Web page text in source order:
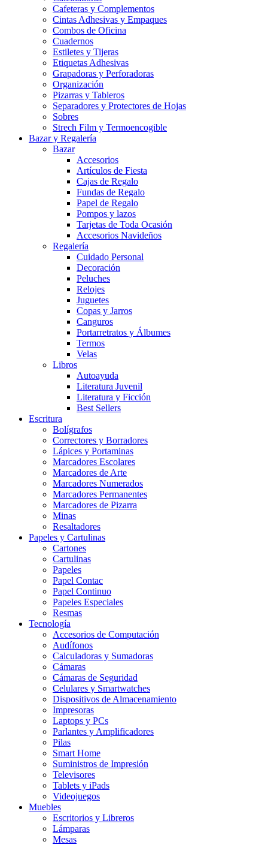
Cafeteras y Complementos
Cintas Adhesivas y Empaques
Combos de Oficina
Cuadernos
Estiletes y Tijeras
Etiquetas Adhesivas
Grapadoras y Perforadoras
Organización
Pizarras y Tableros
Separadores y Protectores de Hojas
Sobres
Strech Film y Termoencogible
Bazar y Regalería
Bazar
Accesorios
Artículos de Fiesta
Cajas de Regalo
Fundas de Regalo
Papel de Regalo
Pompos y lazos
Tarjetas de Toda Ocasión
Accesorios Navideños
Regalería
Cuidado Personal
Decoración
Peluches
Relojes
Juguetes
Copas y Jarros
Canguros
Portarretratos y Álbumes
Termos
Velas
Libros
Autoayuda
Literatura Juvenil
Literatura y Ficción
Best Sellers
Escritura
Bolígrafos
Correctores y Borradores
Lápices y Portaminas
Marcadores Escolares
Marcadores de Arte
Marcadores Numerados
Marcadores Permanentes
Marcadores de Pizarra
Minas
Resaltadores
Papeles y Cartulinas
Cartones
Cartulinas
Papeles
Papel Contac
Papel Continuo
Papeles Especiales
Resmas
Tecnología
Accesorios de Computación
Audífonos
Calculadoras y Sumadoras
Cámaras
Cámaras de Seguridad
Celulares y Smartwatches
Dispositivos de Almacenamiento
Impresoras
Laptops y PCs
Parlantes y Amplificadores
Pilas
Smart Home
Suministros de Impresión
Televisores
Tablets y iPads
Videojuegos
Muebles
Escritorios y Libreros
Lámparas
Mesas